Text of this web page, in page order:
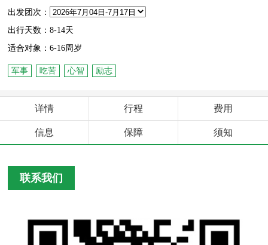
出发团次：
出行天数：8-14天
适合对象：6-16周岁
军事 吃苦 心智 励志
详情 行程 费用
信息 保障 须知
联系我们